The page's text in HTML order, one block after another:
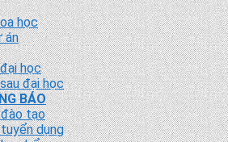
học
án
học
đại học
BÁO
tạo
dụng